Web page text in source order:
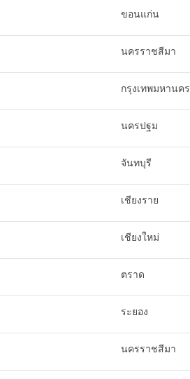
ขอนแก่น
นครราชสีมา
กรุงเทพมหานคร
นครปฐม
จันทบุรี
เชียงราย
เชียงใหม่
ตราด
ระยอง
นครราชสีมา